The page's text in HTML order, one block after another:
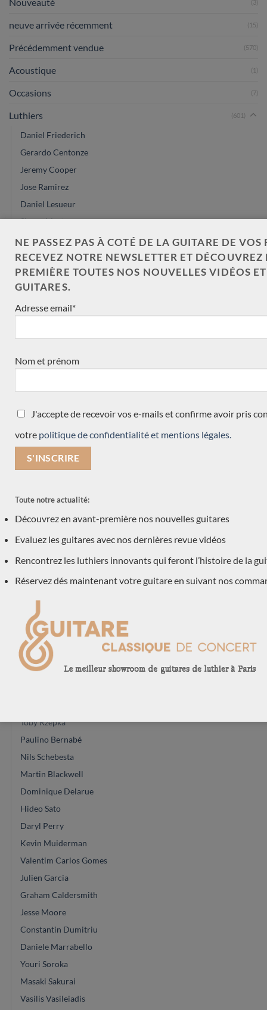
Nouveauté (3)
neuve arrivée récemment (15)
Précédemment vendue (570)
Acoustique (1)
Occasions (7)
Luthiers (601)
Daniel Friederich
Gerardo Centonze
Jeremy Cooper
Jose Ramirez
Daniel Lesueur
Simon Marty
Frans de Lepeleere
Michael Cadiz
Hermann Hauser
Dieter Hopf
Dépot-vente
Marie Lequeux
Philipp Neumann
Antonio Marin Montero
Stanislaw Partyka
Max Cuker
Ignacio Fleta
Dieter Müller
José Marques
Louis Panormo
Gypsy R Bear
Jérémie Geffroy
Hiroyasu Asakura
Mario Aracama
Enrico Bottelli
Toby Rzepka
Paulino Bernabé
Nils Schebesta
Martin Blackwell
Dominique Delarue
Hideo Sato
Daryl Perry
Kevin Muiderman
Valentim Carlos Gomes
Julien Garcia
Graham Caldersmith
Jesse Moore
Constantin Dumitriu
Daniele Marrabello
Youri Soroka
Masaki Sakurai
Vasilis Vasileiadis
NE PASSEZ PAS À COTÉ DE LA GUITARE DE VOS
RECEVEZ NOTRE NEWSLETTER ET
PREMIÈRE TOUTES NOS NOUVELLES VIDÉOS
GUITARES.
Adresse email*
Nom et prénom
J'accepte de recevoir vos e-mails et confirme avoir pris
votre politique de confidentialité et mentions légales.
Toute notre actualité:
Découvrez en avant-première nos nouvelles guitares
Evaluez les guitares avec nos dernières revue vidéos
Rencontrez les luthiers innovants qui feront l’histoire de la
Réservez dés maintenant votre guitare en suivant nos